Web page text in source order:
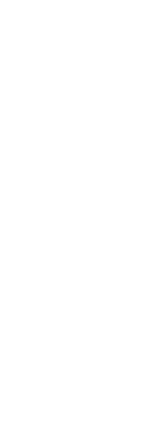
紧急医疗救助。一路上，她
，被一种突如其来的冲动驱使。回到布
意外的年纪，未来似乎变得
华慈善奖最具爱心慈善楷模张彦杰老